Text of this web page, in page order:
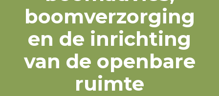
boomverzorging
en de inrichting
van de openbare
ruimte